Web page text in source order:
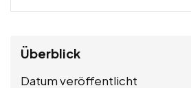
Überblick
Datum veröffentlicht